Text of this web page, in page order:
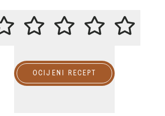
OCIJENITE OVAJ RECEPT
OCIJENI RECEPT